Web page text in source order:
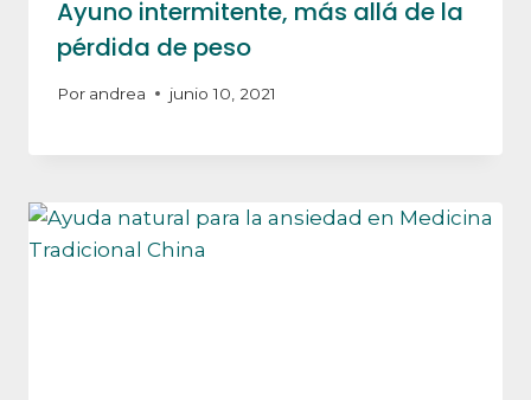
Ayuno intermitente, más allá de la
pérdida de peso
Por andrea junio 10, 2021